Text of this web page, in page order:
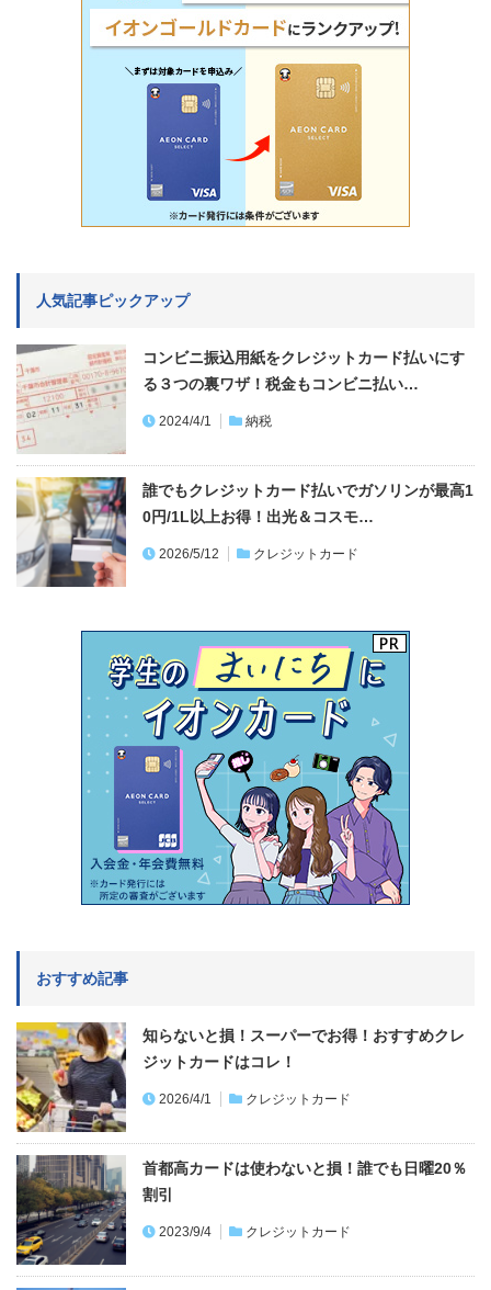
人気記事ピックアップ
コンビニ振込用紙をクレジットカード払いにす
る３つの裏ワザ！税金もコンビニ払い…
2024/4/1 納税
誰でもクレジットカード払いでガソリンが最高1
0円/1L以上お得！出光＆コスモ…
2026/5/12 クレジットカード
おすすめ記事
知らないと損！スーパーでお得！おすすめクレ
ジットカードはコレ！
2026/4/1 クレジットカード
首都高カードは使わないと損！誰でも日曜20％
割引
2023/9/4 クレジットカード